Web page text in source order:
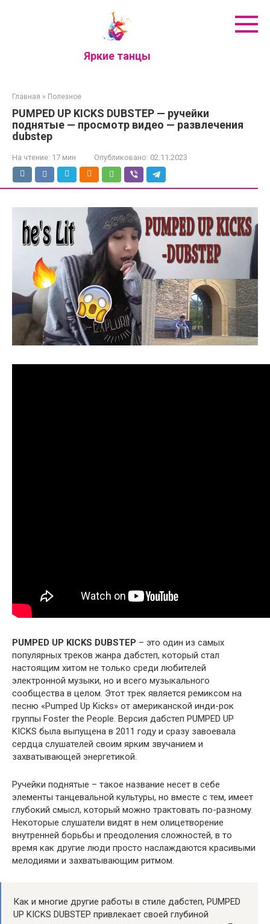
Яркие танцы
Главная » Полезное
PUMPED UP KICKS DUBSTEP — ручейки
поднятые — просмотр видео — развлечения
dubstep
На чтение: 17 мин Опубликовано: 02.11.2023
PUMPED UP KICKS DUBSTEP – это один из самых
популярных треков жанра дабстеп, который стал
настоящим хитом не только среди любителей
электронной музыки, но и всего музыкального
сообщества в целом. Этот трек является ремиксом на
песню «Pumped Up Kicks» от американской инди-рок
группы Foster the People. Версия дабстеп PUMPED UP
KICKS была выпущена в 2011 году и сразу завоевала
сердца слушателей своим ярким звучанием и
захватывающей энергетикой.
Ручейки поднятые – такое название несет в себе
элементы танцевальной культуры, но вместе с тем, имеет
глубокий смысл, который можно трактовать по-разному.
Некоторые слушатели видят в нем олицетворение
внутренней борьбы и преодоления сложностей, в то
время как другие люди просто наслаждаются красивыми
мелодиями и захватывающим ритмом.
Как и многие другие работы в стиле дабстеп, PUMPED
UP KICKS DUBSTEP привлекает своей глубиной